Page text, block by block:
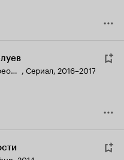
Cheotkiseuman ilgobbeonjjae , Сериал, 2016–2017